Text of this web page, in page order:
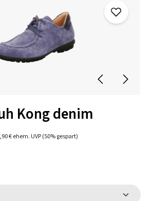
Kong denim
€ehem. UVP(50% gespart)